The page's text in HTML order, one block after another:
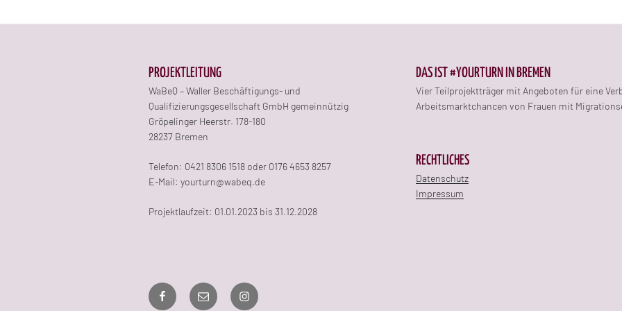
PROJEKTLEITUNG
WaBeQ – Waller Beschäftigungs- und
Qualifizierungsgesellschaft GmbH gemeinnützig
Gröpelinger Heerstr. 178-180
28237 Bremen
Telefon: 0421 8306 1518 oder 0176 4653 8257
E-Mail: yourturn@wabeq.de
Projektlaufzeit: 01.01.2023 bis 31.12.2028
DAS IST #YOURTURN IN BREMEN
Vier Teilprojektträger mit Angeboten für eine
Arbeitsmarktchancen von Frauen mit
RECHTLICHES
Datenschutz
Impressum
FacebookE-
Mail
Instagram